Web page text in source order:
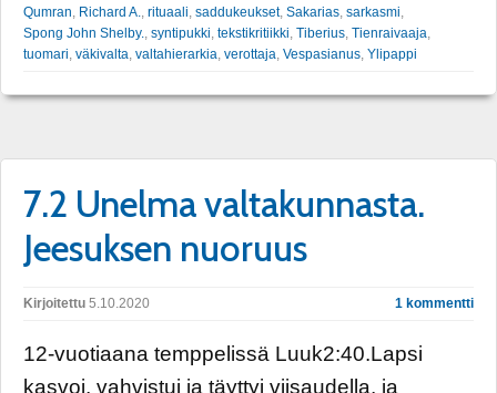
Qumran, Richard A., rituaali, saddukeukset, Sakarias, sarkasmi,
Spong John Shelby., syntipukki, tekstikritiikki, Tiberius, Tienraivaaja,
tuomari, väkivalta, valtahierarkia, verottaja, Vespasianus, Ylipappi
7.2 Unelma valtakunnasta.
Jeesuksen nuoruus
Kirjoitettu 5.10.2020 1 kommentti
12-vuotiaana temppelissä Luuk2:40.Lapsi
kasvoi, vahvistui ja täyttyi viisaudella, ja